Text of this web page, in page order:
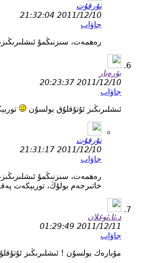
نۇرقۇت
2011/12/10 21:32:04
جاۋاب
رەھمەت، سىزنىڭمۇ
بۆرەيار
2011/12/10 20:23:37
جاۋاب
ئىشلىرىڭىز ئۇتۇقلۇق بولسۇن
نۇرقۇت
2011/12/10 21:31:17
جاۋاب
رەھمەت، سىزنىڭمۇ
خاتىرجەم بولۇڭ، توربېكەت
د.ئا.ئوغلان
2011/12/11 01:29:49
جاۋاب
مۇبارەك بولسۇن ! ئىشلىرىڭىز